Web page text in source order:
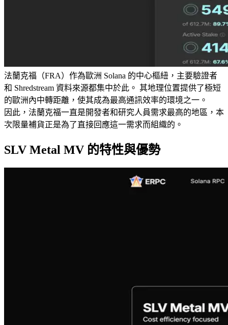
法蘭克福（FRA）作為歐洲 Solana 的中心樞紐，主要驗證者
和 Shredstream 資料來源都集中於此。 其地理位置提供了極短
的歐洲內中轉距離，使其成為最高通訊效率的環境之一。
因此，法蘭克福一直是開發者和研究人員需求最高的地區，本
次限量補貨正是為了直接回應這一需求而組織的。
SLV Metal MV 的特性與優勢